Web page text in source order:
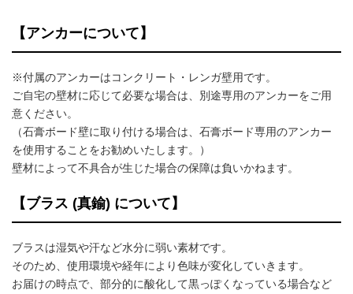
【アンカーについて】
※付属のアンカーはコンクリート・レンガ壁用です。
ご自宅の壁材に応じて必要な場合は、別途専用のアンカーをご用
意ください。
（石膏ボード壁に取り付ける場合は、石膏ボード専用のアンカー
を使用することをお勧めいたします。）
壁材によって不具合が生じた場合の保障は負いかねます。
【ブラス (真鍮) について】
ブラスは湿気や汗など水分に弱い素材です。
そのため、使用環境や経年により色味が変化していきます。
お届けの時点で、部分的に酸化して黒っぽくなっている場合など